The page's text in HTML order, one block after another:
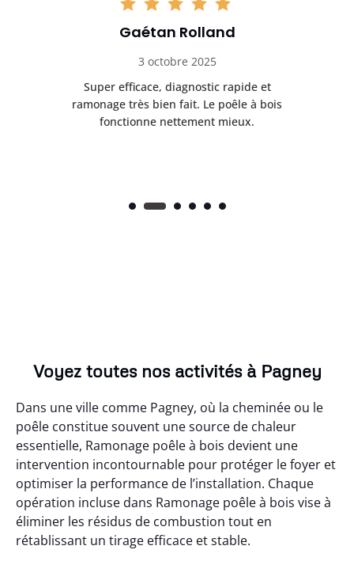
Gaétan Rolland
3 octobre 2025
Super efficace, diagnostic rapide et
ramonage très bien fait. Le poêle à bois
fonctionne nettement mieux.
Voyez toutes nos activités à Pagney
Dans une ville comme Pagney, où la cheminée ou le
poêle constitue souvent une source de chaleur
essentielle, Ramonage poêle à bois devient une
intervention incontournable pour protéger le foyer et
optimiser la performance de l’installation. Chaque
opération incluse dans Ramonage poêle à bois vise à
éliminer les résidus de combustion tout en
rétablissant un tirage efficace et stable.